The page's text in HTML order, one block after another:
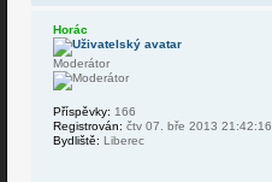
Horác
Moderátor
Příspěvky: 166
Registrován: čtv 07. bře 2013 21:42:16
Bydliště: Liberec